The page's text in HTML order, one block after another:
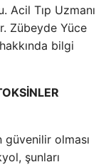
Acil Tıp Uzmanı
Zübeyde Yüce
bilgi
olması
şunları